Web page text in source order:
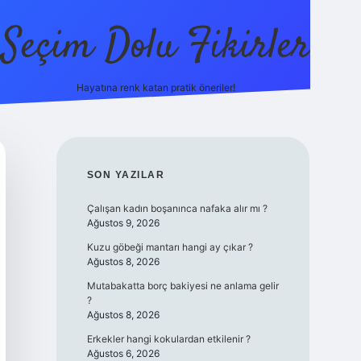
Seçim Dolu Fikirler
Hayatına renk katan pratik öneriler!
SIDEBAR
SON YAZILAR
Çalışan kadın boşanınca nafaka alır mı ?
Ağustos 9, 2026
Kuzu göbeği mantarı hangi ay çıkar ?
Ağustos 8, 2026
Mutabakatta borç bakiyesi ne anlama gelir
?
Ağustos 8, 2026
Erkekler hangi kokulardan etkilenir ?
Ağustos 6, 2026